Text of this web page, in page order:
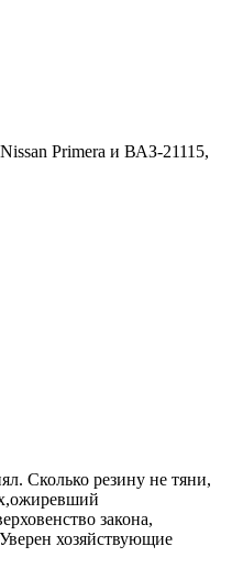
Primera и ВАЗ-21115,
Сколько резину не тяни,
закона,
хозяйствующие